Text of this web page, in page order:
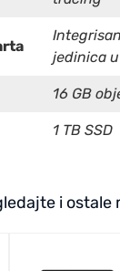
jedinica
16 GB
1 TB SSD
i ostale